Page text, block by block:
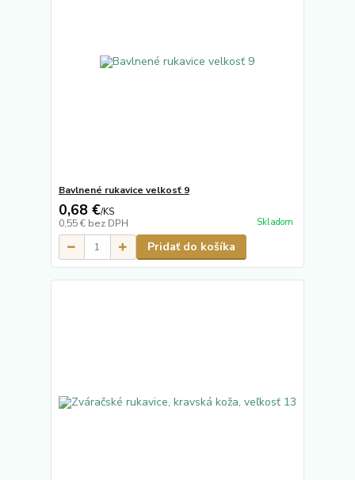
Bavlnené rukavice velkosť 9
0,68 €/KS
0,55 € bez DPH Skladom
Pridať do košíka